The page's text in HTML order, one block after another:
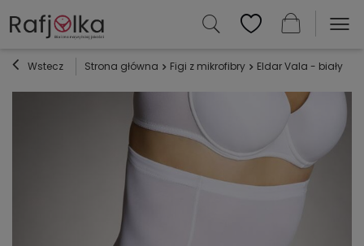
Wstecz Strona główna Figi z mikrofibry Eldar Vala - biały